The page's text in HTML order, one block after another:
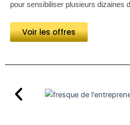
pour sensibiliser plusieurs dizaines
Voir les offres